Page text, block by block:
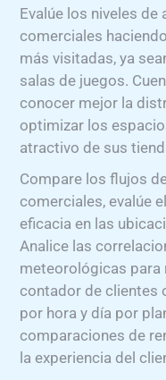
Evalúe los niveles
comerciales
más visitadas, ya
salas de juegos.
conocer mejor la
optimizar los
atractivo de sus
Compare los flujos
comerciales, evalúe
eficacia en las
Analice las
meteorológicas para
contador de clientes
por hora y día por
comparaciones de
la experiencia del